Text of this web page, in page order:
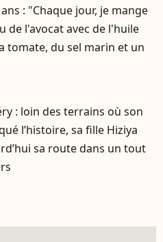
: "Chaque jour, je mange
de l'avocat avec de l'huile
tomate, du sel marin et un
: loin des terrains où son
l’histoire, sa fille Hiziya
sa route dans un tout